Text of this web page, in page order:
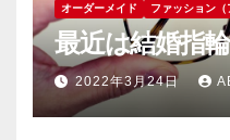
オーダーメイド ファッション（
最近は結婚指
2022年3月24日